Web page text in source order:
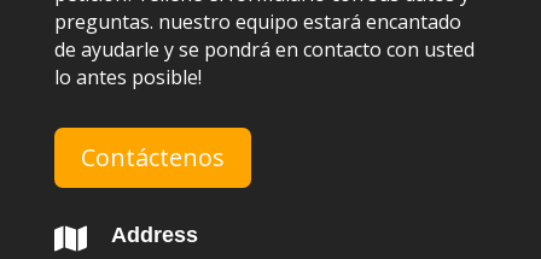
preguntas. nuestro equipo estará encantado
de ayudarle y se pondrá en contacto con usted
lo antes posible!
Contáctenos
 Address